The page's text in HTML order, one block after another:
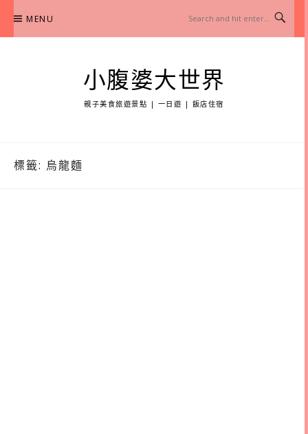
content
MENU
小腹婆大世界
親子美食旅遊景點 | 一日遊 | 飯店住宿
標籤: 烏龍麵